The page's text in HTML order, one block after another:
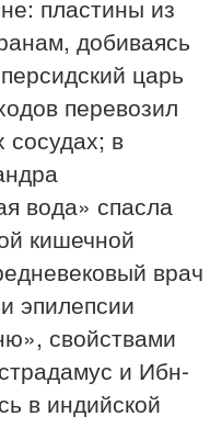
пластины из
добиваясь
царь
перевозил
сосудах; в
вода» спасла
кишечной
врач
эпилепсии
свойствами
и Ибн-
в индийской